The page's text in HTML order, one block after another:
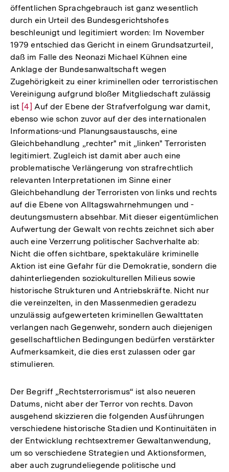
öffentlichen Sprachgebrauch ist ganz wesentlich
durch ein Urteil des Bundesgerichtshofes
beschleunigt und legitimiert worden: Im November
1979 entschied das Gericht in einem Grundsatzurteil,
daß im Falle des Neonazi Michael Kühnen eine
Anklage der Bundesanwaltschaft wegen
Zugehörigkeit zu einer kriminellen oder terroristischen
Vereinigung aufgrund bloßer Mitgliedschaft zulässig
ist Zur
Auflösung
der
Fußnote
[4] Auf der Ebene der Strafverfolgung war damit,
ebenso wie schon zuvor auf der des internationalen
Informations-und Planungsaustauschs, eine
Gleichbehandlung „rechter" mit „linken" Terroristen
legitimiert. Zugleich ist damit aber auch eine
problematische Verlängerung von strafrechtlich
relevanten Interpretationen im Sinne einer
Gleichbehandlung der Terroristen von links und rechts
auf die Ebene von Alltagswahrnehmungen und -
deutungsmustern absehbar. Mit dieser eigentümlichen
Aufwertung der Gewalt von rechts zeichnet sich aber
auch eine Verzerrung politischer Sachverhalte ab:
Nicht die offen sichtbare, spektakuläre kriminelle
Aktion ist eine Gefahr für die Demokratie, sondern die
dahinterliegenden soziokulturellen Milieus sowie
historische Strukturen und Antriebskräfte. Nicht nur
die vereinzelten, in den Massenmedien geradezu
unzulässig aufgewerteten kriminellen Gewalttaten
verlangen nach Gegenwehr, sondern auch diejenigen
gesellschaftlichen Bedingungen bedürfen verstärkter
Aufmerksamkeit, die dies erst zulassen oder gar
stimulieren.
Der Begriff „Rechtsterrorismus“ ist also neueren
Datums, nicht aber der Terror von rechts. Davon
ausgehend skizzieren die folgenden Ausführungen
verschiedene historische Stadien und Kontinuitäten in
der Entwicklung rechtsextremer Gewaltanwendung,
um so verschiedene Strategien und Aktionsformen,
aber auch zugrundeliegende politische und